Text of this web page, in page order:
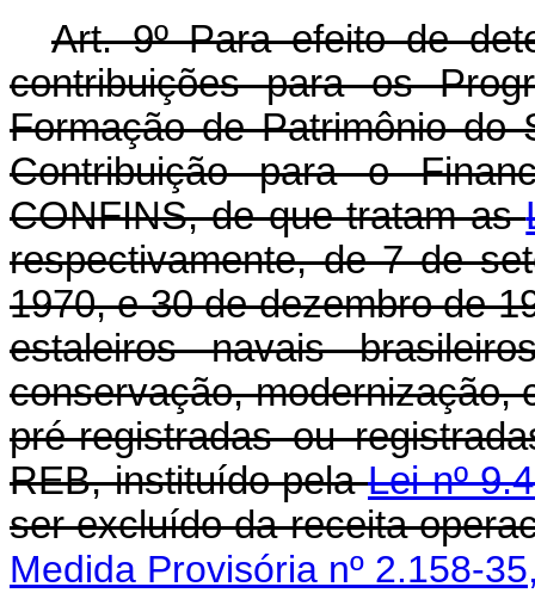
Art. 9º Para efeito de
contribuições para os
Formação de Patrimônio do
Contribuição para o
CONFINS, de que tratam as
respectivamente, de 7 de
1970, e 30 de dezembro de
estaleiros navais
conservação, modernização,
pré-registradas ou
REB, instituído pelaLei nº
ser excluído da receita
Medida Provisória nº 2.158-